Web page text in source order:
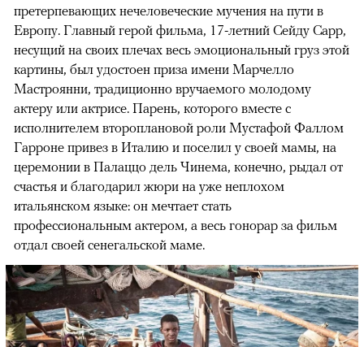
претерпевающих нечеловеческие мучения на пути в
Европу. Главный герой фильма, 17-летний Сейду Сарр,
несущий на своих плечах весь эмоциональный груз этой
картины, был удостоен приза имени Марчелло
Мастроянни, традиционно вручаемого молодому
актеру или актрисе. Парень, которого вместе с
исполнителем второплановой роли Мустафой Фаллом
Гарроне привез в Италию и поселил у своей мамы, на
церемонии в Палаццо дель Чинема, конечно, рыдал от
счастья и благодарил жюри на уже неплохом
итальянском языке: он мечтает стать
профессиональным актером, а весь гонорар за фильм
отдал своей сенегальской маме.